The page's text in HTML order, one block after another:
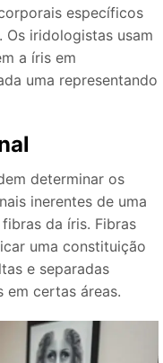
específicos
Os iridologistas usam
a íris em
uma representando
determinar os
inerentes de uma
da íris. Fibras
uma constituição
e separadas
em certas áreas.